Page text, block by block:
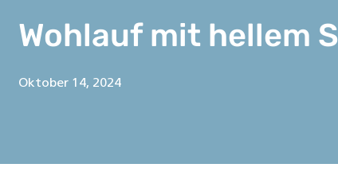
Wohlauf mit hellem
Oktober 14, 2024